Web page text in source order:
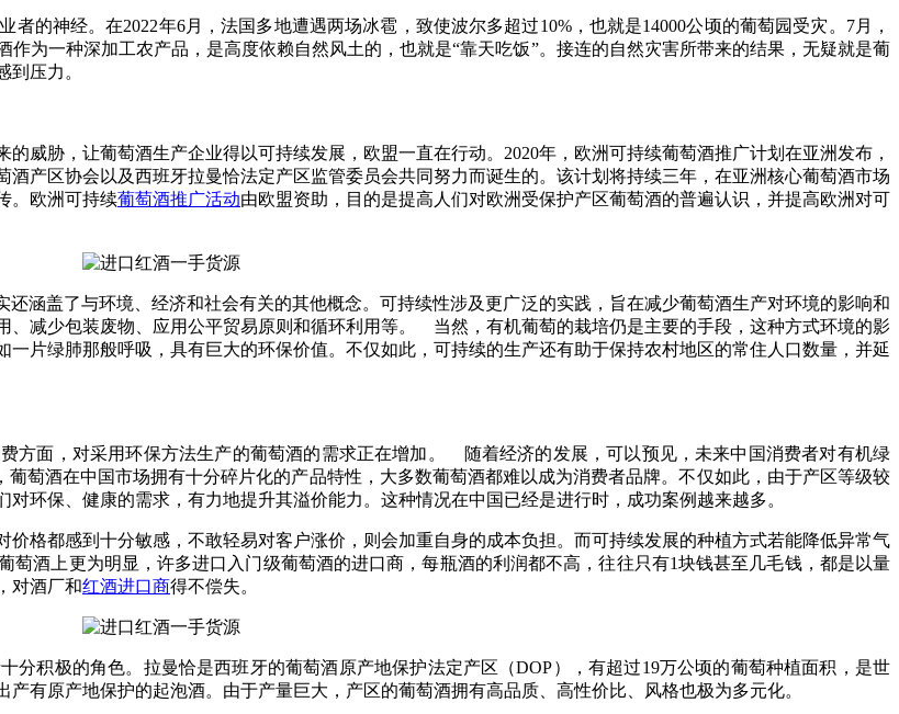
的神经。在2022年6月，法国多地遭遇两场冰雹，致使波尔多超过10%，也就是14000公顷的葡萄园受灾。7月，
为一种深加工农产品，是高度依赖自然风土的，也就是“靠天吃饭”。接连的自然灾害所带来的结果，无疑就是葡
压力。
威胁，让葡萄酒生产企业得以可持续发展，欧盟一直在行动。2020年，欧洲可持续葡萄酒推广计划在亚洲发布，
产区协会以及西班牙拉曼恰法定产区监管委员会共同努力而诞生的。该计划将持续三年，在亚洲核心葡萄酒市场
。欧洲可持续葡萄酒推广活动由欧盟资助，目的是提高人们对欧洲受保护产区葡萄酒的普遍认识，并提高欧洲对可
涵盖了与环境、经济和社会有关的其他概念。可持续性涉及更广泛的实践，旨在减少葡萄酒生产对环境的影响和
减少包装废物、应用公平贸易原则和循环利用等。 当然，有机葡萄的栽培仍是主要的手段，这种方式环境的影
片绿肺那般呼吸，具有巨大的环保价值。不仅如此，可持续的生产还有助于保持农村地区的常住人口数量，并延
方面，对采用环保方法生产的葡萄酒的需求正在增加。 随着经济的发展，可以预见，未来中国消费者对有机绿
酒在中国市场拥有十分碎片化的产品特性，大多数葡萄酒都难以成为消费者品牌。不仅如此，由于产区等级较
环保、健康的需求，有力地提升其溢价能力。这种情况在中国已经是进行时，成功案例越来越多。
格都感到十分敏感，不敢轻易对客户涨价，则会加重自身的成本负担。而可持续发展的种植方式若能降低异常气
酒上更为明显，许多进口入门级葡萄酒的进口商，每瓶酒的利润都不高，往往只有1块钱甚至几毛钱，都是以量
对酒厂和红酒进口商得不偿失。
积极的角色。拉曼恰是西班牙的葡萄酒原产地保护法定产区（DOP），有超过19万公顷的葡萄种植面积，是世
有原产地保护的起泡酒。由于产量巨大，产区的葡萄酒拥有高品质、高性价比、风格也极为多元化。